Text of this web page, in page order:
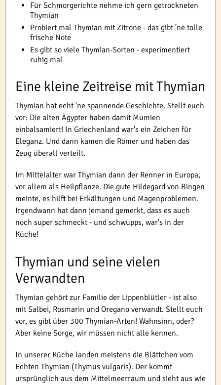
Für Schmorgerichte nehme ich gern getrockneten
Thymian
Probiert mal Thymian mit Zitrone - das gibt 'ne tolle
frische Note
Es gibt so viele Thymian-Sorten - experimentiert
ruhig mal
Eine kleine Zeitreise mit Thymian
Thymian hat echt 'ne spannende Geschichte. Stellt euch
vor: Die alten Ägypter haben damit Mumien
einbalsamiert! In Griechenland war's ein Zeichen für
Eleganz. Und dann kamen die Römer und haben das
Zeug überall verteilt.
Im Mittelalter war Thymian dann der Renner in Europa,
vor allem als Heilpflanze. Die gute Hildegard von Bingen
meinte, es hilft bei Erkältungen und Magenproblemen.
Irgendwann hat dann jemand gemerkt, dass es auch
noch super schmeckt - und schwupps, war's in der
Küche!
Thymian und seine vielen
Verwandten
Thymian gehört zur Familie der Lippenblütler - ist also
mit Salbei, Rosmarin und Oregano verwandt. Stellt euch
vor, es gibt über 300 Thymian-Arten! Wahnsinn, oder?
Aber keine Sorge, wir müssen nicht alle kennen.
In unserer Küche landen meistens die Blättchen vom
Echten Thymian (Thymus vulgaris). Der kommt
ursprünglich aus dem Mittelmeerraum und sieht aus wie